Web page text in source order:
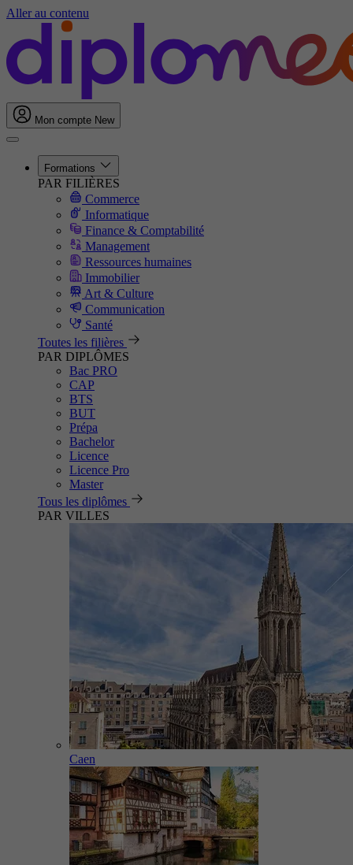
Aller au contenu
Mon compte New
Formations
PAR FILIÈRES
Commerce
Informatique
Finance & Comptabilité
Management
Ressources humaines
Immobilier
Art & Culture
Communication
Santé
Toutes les filières
PAR DIPLÔMES
Bac PRO
CAP
BTS
BUT
Prépa
Bachelor
Licence
Licence Pro
Master
Tous les diplômes
PAR VILLES
Caen